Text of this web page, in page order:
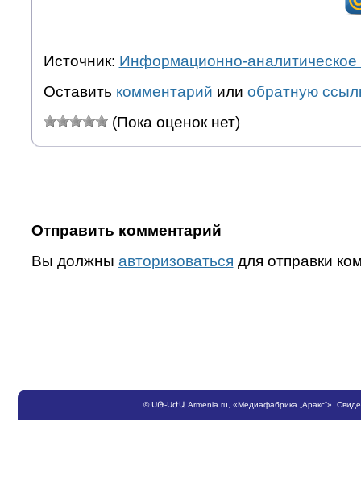
Источник: Информационно-аналитическое
Оставить комментарий или обратную
(Пока оценок нет)
Отправить комментарий
Вы должны авторизоваться для отправки
©ՍԹ-ՍԺԱ Armenia.ru , «Медиафабрика „Аракс“».